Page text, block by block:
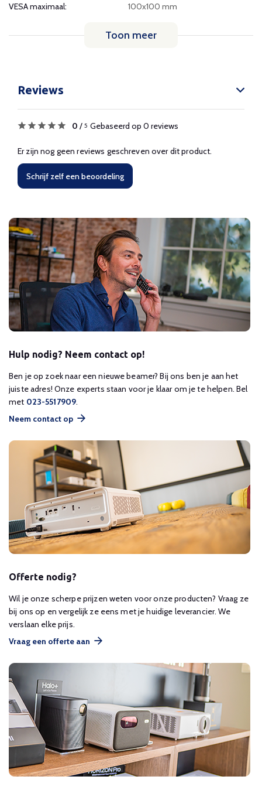
VESA maximaal: 100x100 mm
Toon meer
Reviews
0 / 5 Gebaseerd op 0 reviews
Er zijn nog geen reviews geschreven over dit product.
Schrijf zelf een beoordeling
Hulp nodig? Neem contact op!
Ben je op zoek naar een nieuwe beamer? Bij ons ben je aan het
juiste adres! Onze experts staan voor je klaar om je te helpen. Bel
met 023-5517909.
Neem contact op
Offerte nodig?
Wil je onze scherpe prijzen weten voor onze producten? Vraag ze
bij ons op en vergelijk ze eens met je huidige leverancier. We
verslaan elke prijs.
Vraag een offerte aan